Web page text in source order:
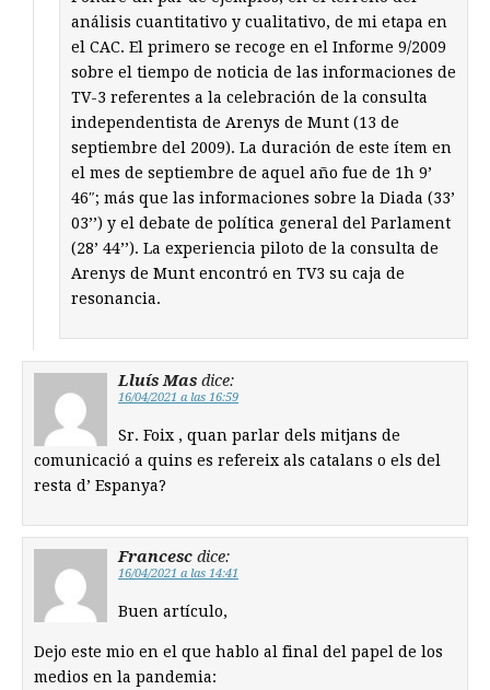
análisis cuantitativo y cualitativo, de mi etapa en
el CAC. El primero se recoge en el Informe 9/2009
sobre el tiempo de noticia de las informaciones de
TV-3 referentes a la celebración de la consulta
independentista de Arenys de Munt (13 de
septiembre del 2009). La duración de este ítem en
el mes de septiembre de aquel año fue de 1h 9’
46″; más que las informaciones sobre la Diada (33’
03’’) y el debate de política general del Parlament
(28’ 44’’). La experiencia piloto de la consulta de
Arenys de Munt encontró en TV3 su caja de
resonancia.
Lluís Mas dice:
16/04/2021 a las 16:59
Sr. Foix , quan parlar dels mitjans de
comunicació a quins es refereix als catalans o els del
resta d’ Espanya?
Francesc dice:
16/04/2021 a las 14:41
Buen artículo,
Dejo este mio en el que hablo al final del papel de los
medios en la pandemia: